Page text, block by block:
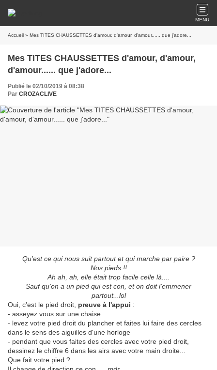
MENU
Accueil » Mes TITES CHAUSSETTES d'amour, d'amour, d'amour...... que j'adore...
Mes TITES CHAUSSETTES d'amour, d'amour,
d'amour...... que j'adore...
Publié le 02/10/2019 à 08:38
Par CROZACLIVE
Qu'est ce qui nous suit partout et qui marche par paire ?
Nos pieds !!
Ah ah, ah, elle était trop facile celle là....
Sauf qu'on a un pied qui est con, et on doit l'emmener
partout...lol
Oui, c'est le pied droit, preuve à l'appui :
- asseyez vous sur une chaise
- levez votre pied droit du plancher et faites lui faire des cercles
dans le sens des aiguilles d'une horloge
- pendant que vous faites des cercles avec votre pied droit,
dessinez le chiffre 6 dans les airs avec votre main droite...
Que fait votre pied ?